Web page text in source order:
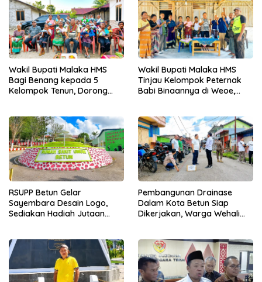
Wakil Bupati Malaka HMS
Bagi Benang kepada 5
Kelompok Tenun, Dorong
Wakil Bupati Malaka HMS
Tinjau Kelompok Peternak
Babi Binaannya di Weoe,
RSUPP Betun Gelar
Sayembara Desain Logo,
Sediakan Hadiah Jutaan
Pembangunan Drainase
Dalam Kota Betun Siap
Dikerjakan, Warga Wehali